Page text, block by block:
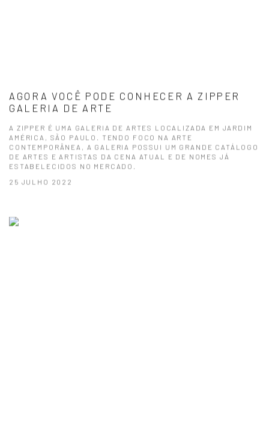
AGORA VOCÊ PODE CONHECER A ZIPPER
GALERIA DE ARTE
A ZIPPER É UMA GALERIA DE ARTES LOCALIZADA EM JARDIM
AMÉRICA, SÃO PAULO. TENDO FOCO NA ARTE
CONTEMPORÂNEA, A GALERIA POSSUI UM GRANDE CATÁLOGO
DE ARTES E ARTISTAS DA CENA ATUAL E DE NOMES JÁ
ESTABELECIDOS NO MERCADO.
25 JULHO 2022